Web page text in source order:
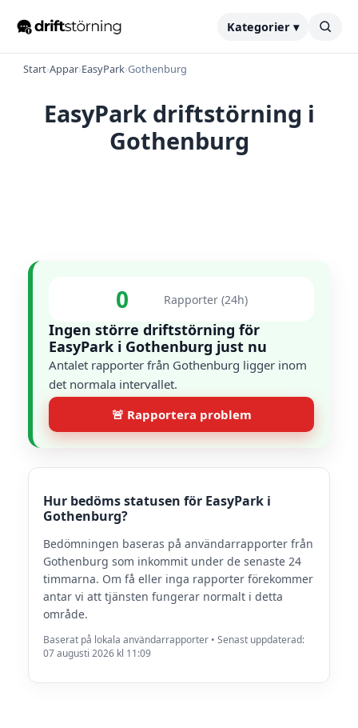
Kategorier ▾
Start›Appar›EasyPark›Gothenburg
EasyPark driftstörning i
Gothenburg
0 Rapporter (24h)
Ingen större driftstörning för
EasyPark i Gothenburg just nu
Antalet rapporter från Gothenburg ligger inom
det normala intervallet.
🚨 Rapportera problem
Hur bedöms statusen för EasyPark i
Gothenburg?
Bedömningen baseras på användarrapporter från
Gothenburg som inkommit under de senaste 24
timmarna. Om få eller inga rapporter förekommer
antar vi att tjänsten fungerar normalt i detta
område.
Baserat på lokala användarrapporter • Senast uppdaterad:
07 augusti 2026 kl 11:09